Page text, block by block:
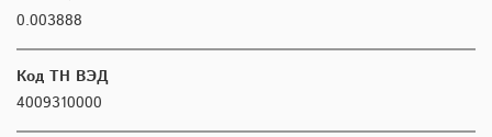
0.003888
Код ТН ВЭД
4009310000